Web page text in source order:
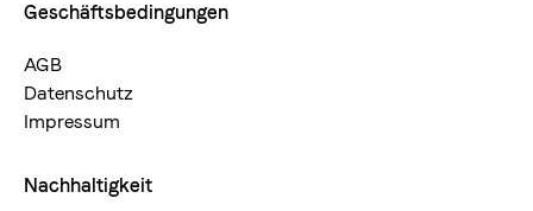
Geschäftsbedingungen
AGB
Datenschutz
Impressum
Nachhaltigkeit